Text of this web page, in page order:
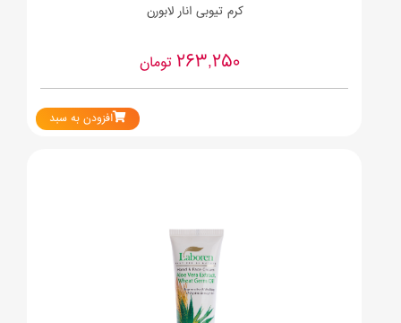
کرم تیوبی انار لابورن
263,250تومان
افزودن به سبد